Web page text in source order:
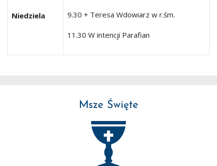
Niedziela 9.30 + Teresa Wdowiarz w r.śm.
11.30 W intencji Parafian
Msze Święte